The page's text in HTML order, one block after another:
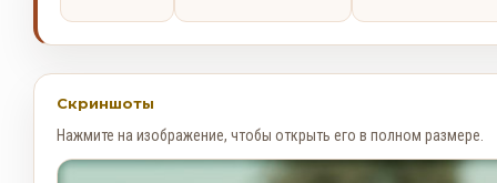
Скриншоты
Нажмите на изображение, чтобы открыть его в полном размере.